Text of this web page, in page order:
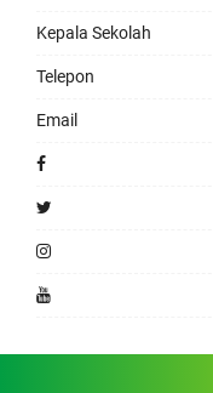
Kepala Sekolah
Telepon
Email